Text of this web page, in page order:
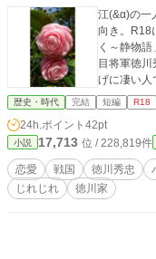
江(&α)の一
向き。R18
く～静物
目将軍徳川
げに凄い人
歴史・時代 完結 短編 R18
24h.ポイント 42pt
小説 17,713 位 / 228,819件
恋愛 戦国 徳川秀忠
じれじれ
徳川家